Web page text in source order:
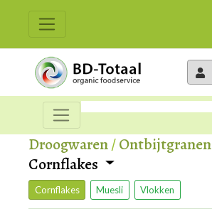
Droogwaren/Ontbijtgranen
Cornflakes
Cornflakes Muesli Vlokken